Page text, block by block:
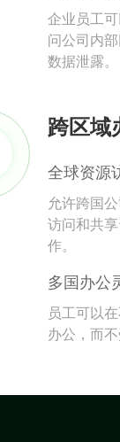
企业员工
问公司内
数据泄露。
跨区域
全球资源
允许跨国
访问和共
作。
多国办公
员工可以
办公，而不